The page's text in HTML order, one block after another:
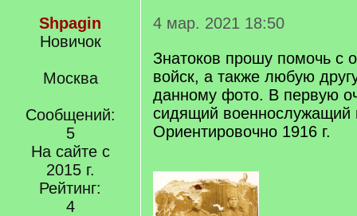
Shpagin
Новичок
Москва
Сообщений:
5
На сайте с
2015 г.
Рейтинг:
4
4 мар. 2021 18:50
Знатоков прошу помочь с
войск, а также любую
данному фото. В первую
сидящий военнослужащий
Ориентировочно 1916 г.